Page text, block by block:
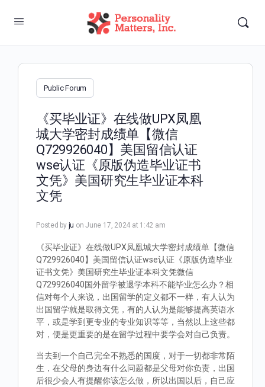
Public Forum
《买毕业证》在线做UPX凤凰
城大学密封成绩单【微信
Q729926040】美国留信认证
wse认证《原版伪造毕业证书
文凭》美国研究生毕业证本科
文凭
Posted by ju on June 17, 2024 at 1:42 am
《买毕业证》在线做UPX凤凰城大学密封成绩单【微信
Q729926040】美国留信认证wse认证《原版伪造毕业
证书文凭》美国研究生毕业证本科文凭微信
Q729926040国外留学被退学本科不能毕业怎么办？相
信对每个人来说，出国留学的定义都不一样，有人认为
出国留学就是取得文凭，有的人认为是能够提高英语水
平，或是学到更专业的专业知识等等，当然以上这些都
对，便是更重要的是在留学过程中要学会对自己负责。
当去到一个自己完全不熟悉的国度，对于一切都非常陌
生，在父母的身边有什么问题都是父母对你负责，出国
后很少会人有提醒你该怎么做，所以出国以后，自己应